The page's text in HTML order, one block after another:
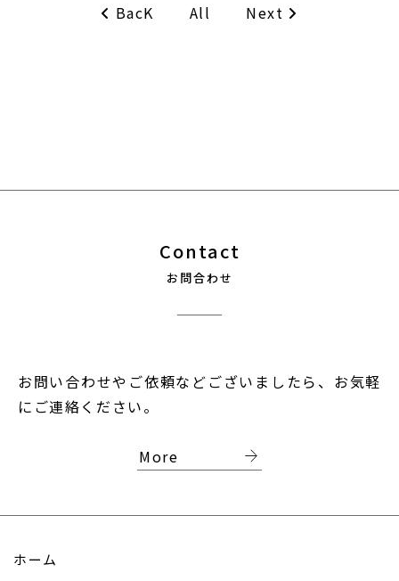
BacK All Next
Contact
お問合わせ
お問い合わせやご依頼などございましたら、お気軽
にご連絡ください。
More arrow_forward
ホーム